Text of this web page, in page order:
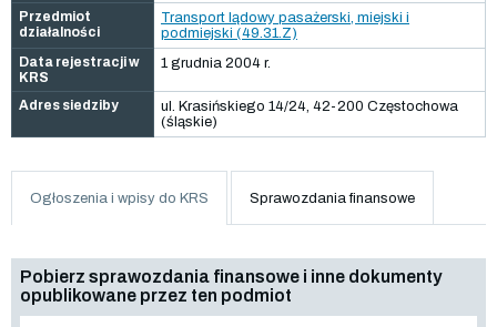
Przedmiot
działalności
Transport lądowy pasażerski, miejski i
podmiejski (49.31.Z)
Data rejestracji w
KRS
1 grudnia 2004 r.
Adres siedziby
ul. Krasińskiego 14/24, 42-200 Częstochowa
(śląskie)
Ogłoszenia i wpisy do KRS Sprawozdania finansowe
Pobierz sprawozdania finansowe i inne dokumenty
opublikowane przez ten podmiot